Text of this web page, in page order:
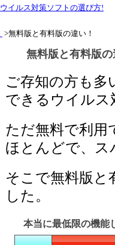
>無料版と有料版の違い！
無料版と有料版
ご存知の方も多
できるウイルス
ただ無料で利用
ほとんどで、ス
そこで無料版と
した。
本当に最低限の機能